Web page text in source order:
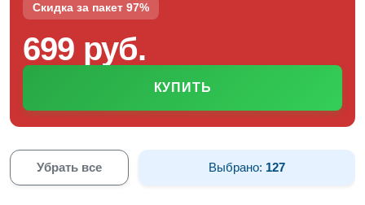
Скидка за пакет 97%
699 руб.
КУПИТЬ
Убрать все Выбрано: 127